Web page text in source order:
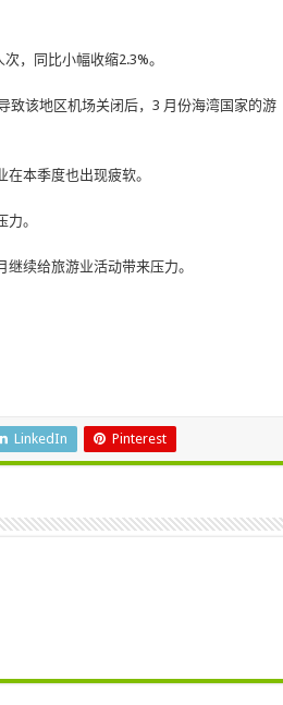
，同比小幅收缩2.3%。
致该地区机场关闭后，3 月份海湾国家的游
本季度也出现疲软。
。
续给旅游业活动带来压力。
LinkedIn Pinterest